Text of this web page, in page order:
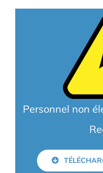
Personnel non